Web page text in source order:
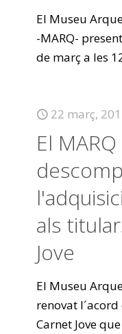
El Museu
-MARQ-
de març a les
22 març,
El
als
Jove
El Museu
renovat
Carnet Jove